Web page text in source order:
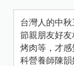
台灣人的中
節親朋友好友
烤肉等，才
科營養師陳